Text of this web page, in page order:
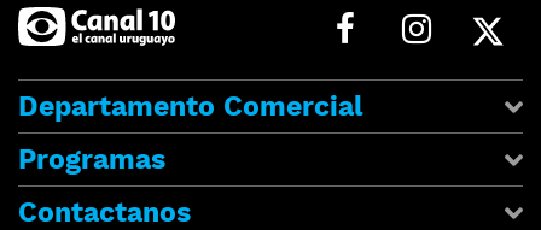
Departamento Comercial
Programas
Contactanos